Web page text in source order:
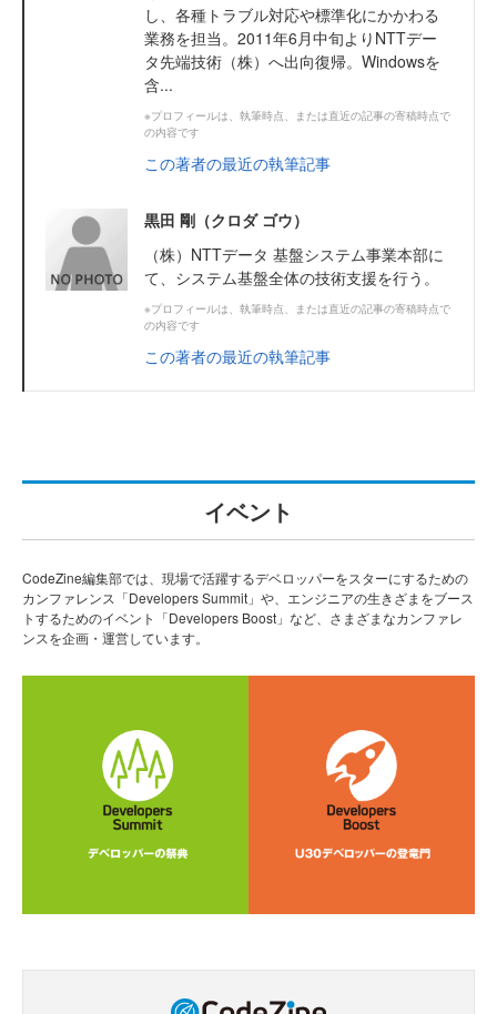
し、各種トラブル対応や標準化にかかわる
業務を担当。2011年6月中旬よりNTTデー
タ先端技術（株）へ出向復帰。Windowsを
含...
※プロフィールは、執筆時点、または直近の記事の寄稿時点で
の内容です
この著者の最近の執筆記事
黒田 剛（クロダ ゴウ）
（株）NTTデータ 基盤システム事業本部に
て、システム基盤全体の技術支援を行う。
※プロフィールは、執筆時点、または直近の記事の寄稿時点で
の内容です
この著者の最近の執筆記事
イベント
CodeZine編集部では、現場で活躍するデベロッパーをスターにするための
カンファレンス「Developers Summit」や、エンジニアの生きざまをブース
トするためのイベント「Developers Boost」など、さまざまなカンファレ
ンスを企画・運営しています。